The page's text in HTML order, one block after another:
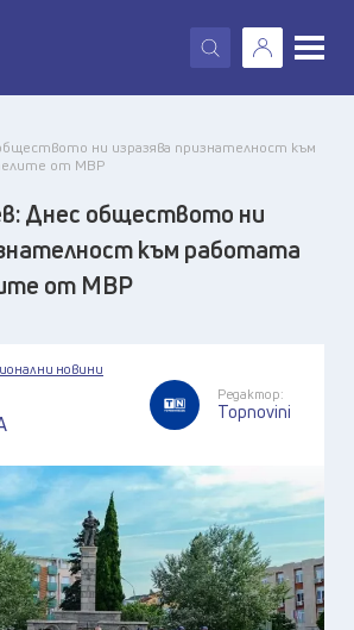
X
ни изразява признателност към
от МВР
Днес обществото ни
към работата
от МВР
новини
Редактор:
Topnovini